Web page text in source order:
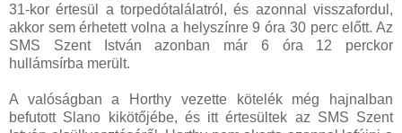
31-kor értesül a torpedótalálatról, és azonnal visszafordul,
akkor sem érhetett volna a helyszínre 9 óra 30 perc előtt. Az
SMS Szent István azonban már 6 óra 12 perckor
hullámsírba merült.
A valóságban a Horthy vezette kötelék még hajnalban
befutott Slano kikötőjébe, és itt értesültek az SMS Szent